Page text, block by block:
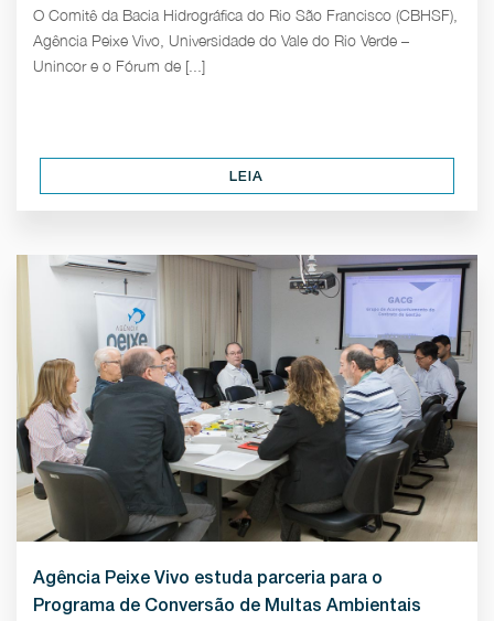
O Comitê da Bacia Hidrográfica do Rio São Francisco (CBHSF),
Agência Peixe Vivo, Universidade do Vale do Rio Verde –
Unincor e o Fórum de [...]
LEIA
Agência Peixe Vivo estuda parceria para o
Programa de Conversão de Multas Ambientais